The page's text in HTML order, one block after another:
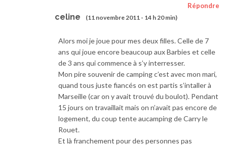
celine (11 novembre 2011 - 14 h 20 min)
Répondre
Alors moi je joue pour mes deux filles. Celle de 7
ans qui joue encore beaucoup aux Barbies et celle
de 3 ans qui commence à s’y interresser.
Mon pire souvenir de camping c’est avec mon mari,
quand tous juste fiancés on est partis s’intaller à
Marseille (car on y avait trouvé du boulot). Pendant
15 jours on travaillait mais on n’avait pas encore de
logement, du coup tente aucamping de Carry le
Rouet.
Et là franchement pour des personnes pas